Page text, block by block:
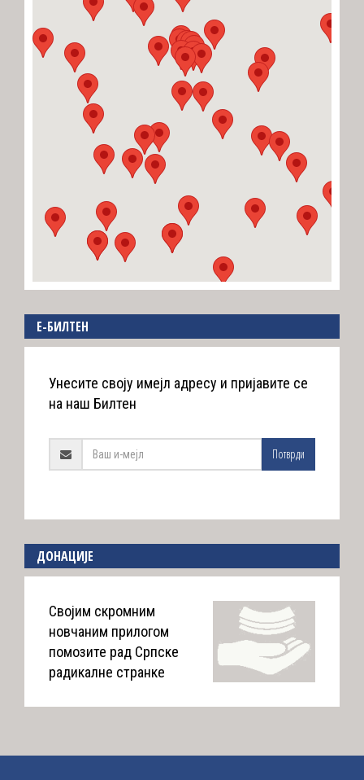
E-БИЛТЕН
Унесите своју имејл адресу и пријавите се
на наш Билтен
Потврди
ДОНАЦИЈЕ
Својим скромним
новчаним прилогом
помозите рад Српске
радикалне странке